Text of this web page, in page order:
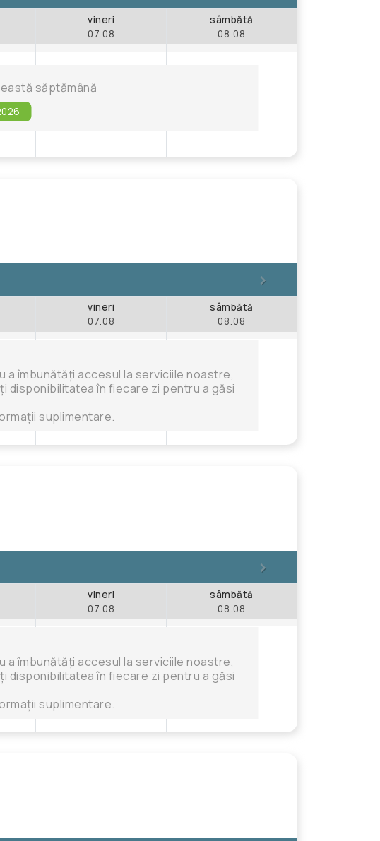
vineri
07.08
sâmbătă
08.08
săptămână
>
vineri
07.08
sâmbătă
08.08
îmbunătăți accesul la serviciile noastre,
disponibilitatea în fiecare zi pentru a găsi
suplimentare.
>
vineri
07.08
sâmbătă
08.08
îmbunătăți accesul la serviciile noastre,
disponibilitatea în fiecare zi pentru a găsi
suplimentare.